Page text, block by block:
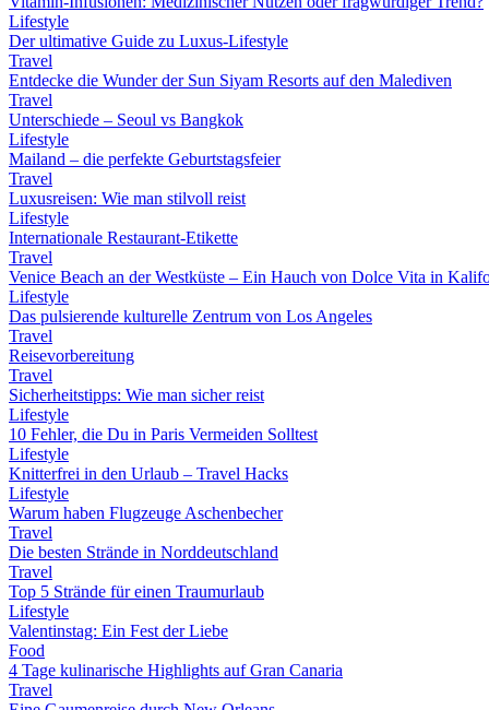
Lifestyle
Der ultimative Guide zu Luxus-Lifestyle
Travel
Entdecke die Wunder der Sun Siyam Resorts auf den Malediven
Travel
Unterschiede – Seoul vs Bangkok
Lifestyle
Mailand – die perfekte Geburtstagsfeier
Travel
Luxusreisen: Wie man stilvoll reist
Lifestyle
Internationale Restaurant-Etikette
Travel
Venice Beach an der Westküste – Ein Hauch von Dolce Vita in
Lifestyle
Das pulsierende kulturelle Zentrum von Los Angeles
Travel
Reisevorbereitung
Travel
Sicherheitstipps: Wie man sicher reist
Lifestyle
10 Fehler, die Du in Paris Vermeiden Solltest
Lifestyle
Knitterfrei in den Urlaub – Travel Hacks
Lifestyle
Warum haben Flugzeuge Aschenbecher
Travel
Die besten Strände in Norddeutschland
Travel
Top 5 Strände für einen Traumurlaub
Lifestyle
Valentinstag: Ein Fest der Liebe
Food
4 Tage kulinarische Highlights auf Gran Canaria
Travel